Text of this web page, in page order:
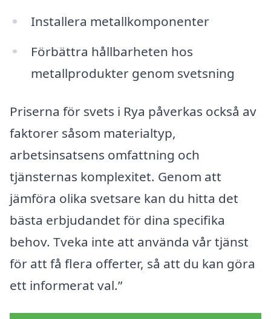
Installera metallkomponenter
Förbättra hållbarheten hos
metallprodukter genom svetsning
Priserna för svets i Rya påverkas också av
faktorer såsom materialtyp,
arbetsinsatsens omfattning och
tjänsternas komplexitet. Genom att
jämföra olika svetsare kan du hitta det
bästa erbjudandet för dina specifika
behov. Tveka inte att använda vår tjänst
för att få flera offerter, så att du kan göra
ett informerat val.”